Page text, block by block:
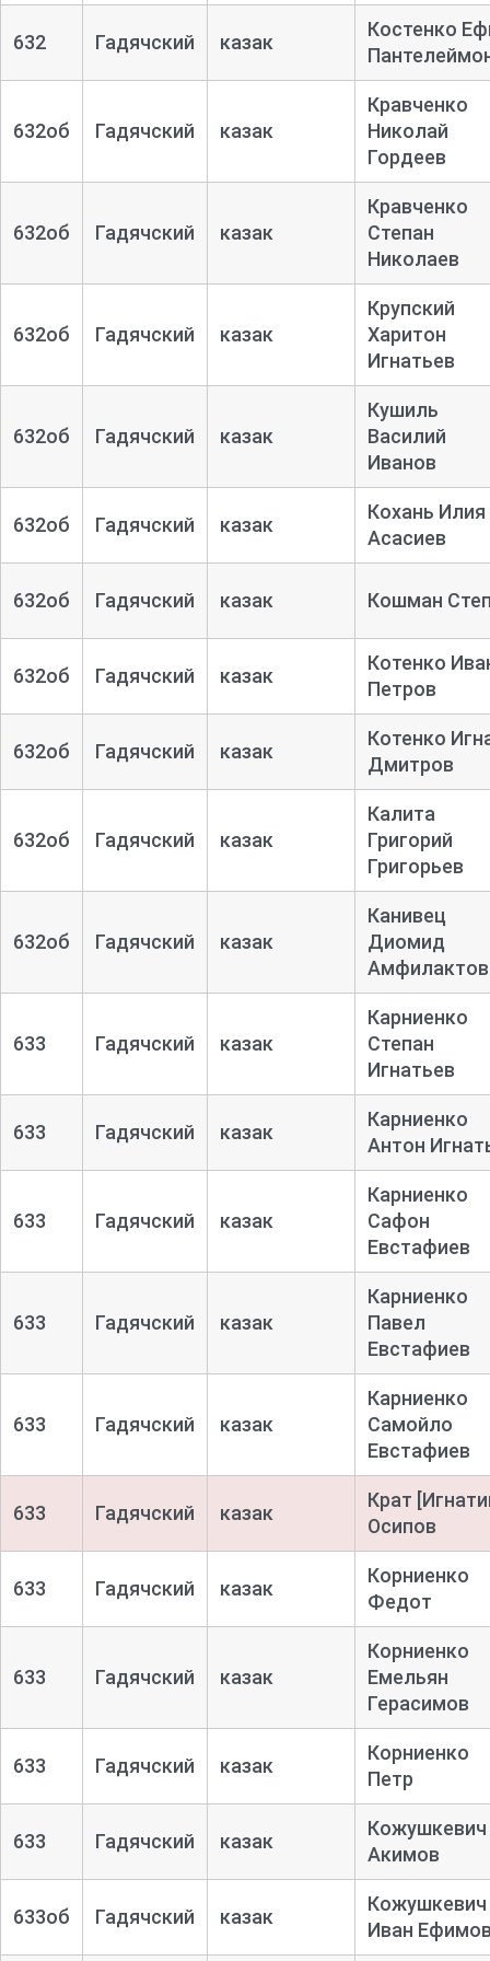
632 Гадячский казак
Костенко
632об Гадячский казак
Кравченко
Николай
Гордеев
632об Гадячский казак
Кравченко
Степан
Николаев
632об Гадячский казак
Крупский
Харитон
Игнатьев
632об Гадячский казак
Кушиль
Василий
Иванов
632об Гадячский казак
Кохань Илия
Асасиев
632об Гадячский казак Кошман
632об Гадячский казак
Котенко
Петров
632об Гадячский казак
Котенко
Дмитров
632об Гадячский казак
Калита
Григорий
Григорьев
632об Гадячский казак
Канивец
Диомид
Амфилактов
633 Гадячский казак
Карниенко
Степан
Игнатьев
633 Гадячский казак
Карниенко
Антон
633 Гадячский казак
Карниенко
Сафон
Евстафиев
633 Гадячский казак
Карниенко
Павел
Евстафиев
633 Гадячский казак
Карниенко
Самойло
Евстафиев
633 Гадячский казак
Крат
Осипов
633 Гадячский казак
Корниенко
Федот
633 Гадячский казак
Корниенко
Емельян
Герасимов
633 Гадячский казак
Корниенко
Петр
633 Гадячский казак
Кожушкевич
Акимов
633об Гадячский казак
Кожушкевич
Иван